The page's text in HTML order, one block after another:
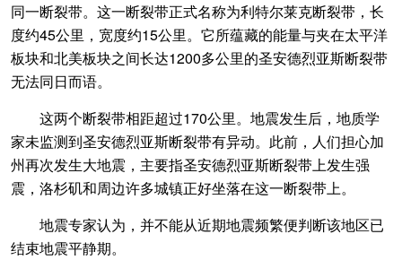
同一断裂带。这一断裂带正式名称为利特尔莱克断裂带，长
度约45公里，宽度约15公里。它所蕴藏的能量与夹在太平洋
板块和北美板块之间长达1200多公里的圣安德烈亚斯断裂带
无法同日而语。
这两个断裂带相距超过170公里。地震发生后，地质学
家未监测到圣安德烈亚斯断裂带有异动。此前，人们担心加
州再次发生大地震，主要指圣安德烈亚斯断裂带上发生强
震，洛杉矶和周边许多城镇正好坐落在这一断裂带上。
地震专家认为，并不能从近期地震频繁便判断该地区已
结束地震平静期。